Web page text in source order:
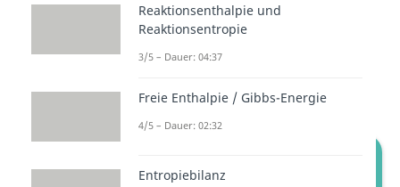
„Gleichraum-Prozess“. Durch die
Wärmezufuhr
System.
Reaktionsenthalpie und
Reaktionsentropie
3/5 – Dauer: 04:37
Freie Enthalpie / Gibbs-Energie
4/5 – Dauer: 02:32
Entropiebilanz